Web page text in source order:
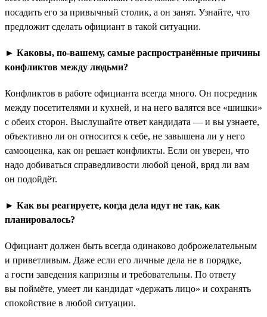
посадить его за привычный столик, а он занят. Узнайте, что
предложит сделать официант в такой ситуации.
► Каковы, по-вашему, самые распространённые причины
конфликтов между людьми?
Конфликтов в работе официанта всегда много. Он посредник
между посетителями и кухней, и на него валятся все «шишки»
с обеих сторон. Выслушайте ответ кандидата — и вы узнаете,
объективно ли он относится к себе, не завышена ли у него
самооценка, как он решает конфликты. Если он уверен, что
надо добиваться справедливости любой ценой, вряд ли вам
он подойдёт.
► Как вы реагируете, когда дела идут не так, как
планировалось?
Официант должен быть всегда одинаково доброжелательным
и приветливым. Даже если его личные дела не в порядке,
а гости заведения капризны и требовательны. По ответу
вы поймёте, умеет ли кандидат «держать лицо» и сохранять
спокойствие в любой ситуации.